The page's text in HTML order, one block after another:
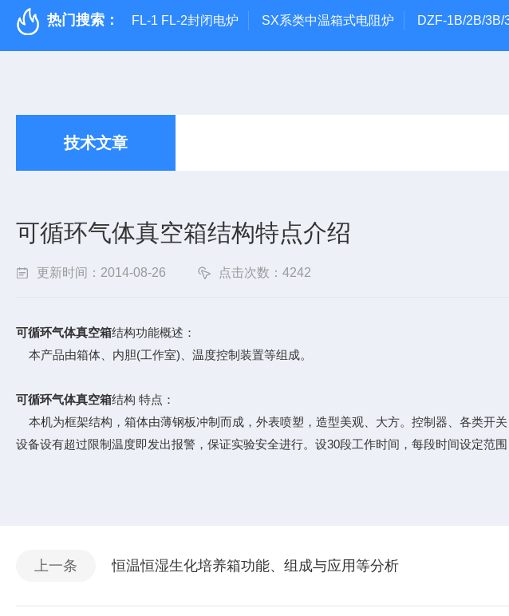
热门搜索： FL-1 FL-2封闭电炉 SX系类中温箱式电阻炉 DZF-1B/2B/
技术文章
可循环气体真空箱结构特点介绍
更新时间：2014-08-26 点击次数：4242
可循环气体真空箱结构功能概述：
本产品由箱体、内胆(工作室)、温度控制装置等组成。
可循环气体真空箱结构 特点：
本机为框架结构，箱体由薄钢板冲制而成，外表喷塑，造型美观、大方。控制器、各类开
设备设有超过限制温度即发出报警，保证实验安全进行。设30段工作时间，每段时间设定范
上一条 恒温恒湿生化培养箱功能、组成与应用等分析